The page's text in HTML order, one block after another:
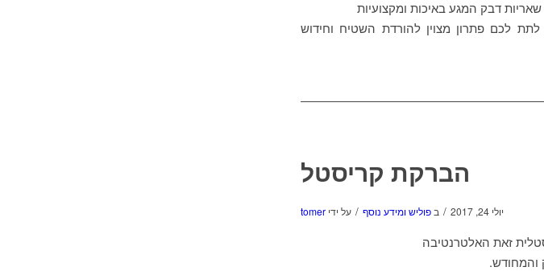
דבק המגע באיכות ומקצועיות
לכם פתרון מצוין להורדת השטיח וחידוש
הברקת קריסטל
יולי 24, 2017 / בפוליש ומידע נוסף / על ידי tomer
זאת האלטרנטיבה